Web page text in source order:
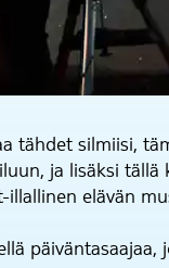
tähdet silmiisi,
ja lisäksi
elävän